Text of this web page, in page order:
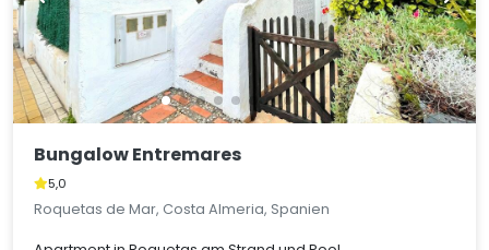
Bungalow Entremares
5,0
Roquetas de Mar, Costa Almeria, Spanien